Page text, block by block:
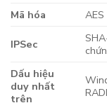
Mã hóa
IPSec
Dấu hiệu
duy nhất
trên